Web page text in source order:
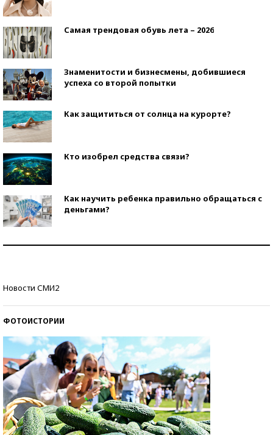
Самая трендовая обувь лета – 2026
Знаменитости и бизнесмены, добившиеся
успеха со второй попытки
Как защититься от солнца на курорте?
Кто изобрел средства связи?
Как научить ребенка правильно обращаться с
деньгами?
Новости СМИ2
ФОТОИСТОРИИ